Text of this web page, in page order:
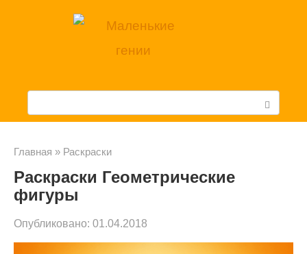
с
Главная » Раскраски
Раскраски Геометрические
фигуры
Опубликовано: 01.04.2018